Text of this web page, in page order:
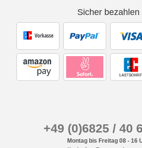
Sicher bezahlen
+49 (0)6825 / 40
Montag bis Freitag 08 - 16